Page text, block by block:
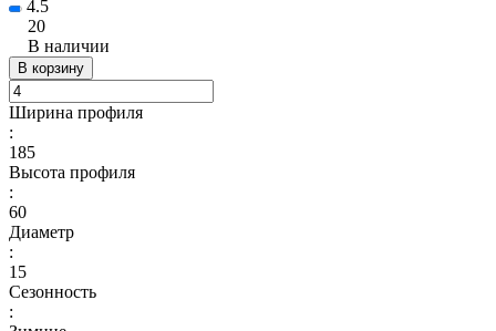
4.5
20
В наличии
В корзину
Ширина профиля
:
185
Высота профиля
:
60
Диаметр
:
15
Сезонность
: